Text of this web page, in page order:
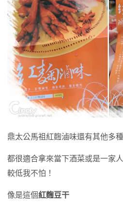
鼎太公馬祖紅麴滷味還有其他多
都很適合拿來當下酒菜或是一家
較低我不怕！
像是這個紅麴豆干